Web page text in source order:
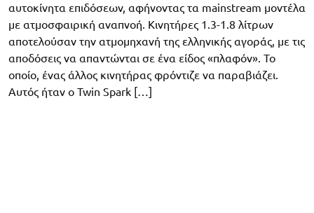
αυτοκίνητα επιδόσεων, αφήνοντας τα mainstream μοντέλα
με ατμοσφαιρική αναπνοή. Κινητήρες 1.3-1.8 λίτρων
αποτελούσαν την ατμομηχανή της ελληνικής αγοράς, με τις
αποδόσεις να απαντώνται σε ένα είδος «πλαφόν». Το
οποίο, ένας άλλος κινητήρας φρόντιζε να παραβιάζει.
Αυτός ήταν ο Twin Spark […]